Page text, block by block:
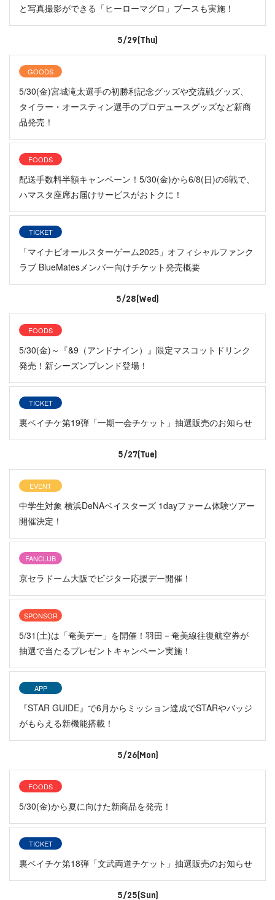
と写真撮影ができる「ヒーローマグロ」ブースも実施！
5/29(Thu)
GOODS
5/30(金)宮城滝太選手の初勝利記念グッズや交流戦グッズ、
タイラー・オースティン選手のプロデュースグッズなど新商
品発売！
FOODS
配送手数料半額キャンペーン！5/30(金)から6/8(日)の6戦で、
ハマスタ座席お届けサービスがおトクに！
TICKET
「マイナビオールスターゲーム2025」オフィシャルファンク
ラブ BlueMatesメンバー向けチケット発売概要
5/28(Wed)
FOODS
5/30(金)～『&9（アンドナイン）』限定マスコットドリンク
発売！新シーズンブレンド登場！
TICKET
裏ベイチケ第19弾「一期一会チケット」抽選販売のお知らせ
5/27(Tue)
EVENT
中学生対象 横浜DeNAベイスターズ 1dayファーム体験ツアー
開催決定！
FANCLUB
京セラドーム大阪でビジター応援デー開催！
SPONSOR
5/31(土)は「奄美デー」を開催！羽田－奄美線往復航空券が
抽選で当たるプレゼントキャンペーン実施！
APP
『STAR GUIDE』で6月からミッション達成でSTARやバッジ
がもらえる新機能搭載！
5/26(Mon)
FOODS
5/30(金)から夏に向けた新商品を発売！
TICKET
裏ベイチケ第18弾「文武両道チケット」抽選販売のお知らせ
5/25(Sun)